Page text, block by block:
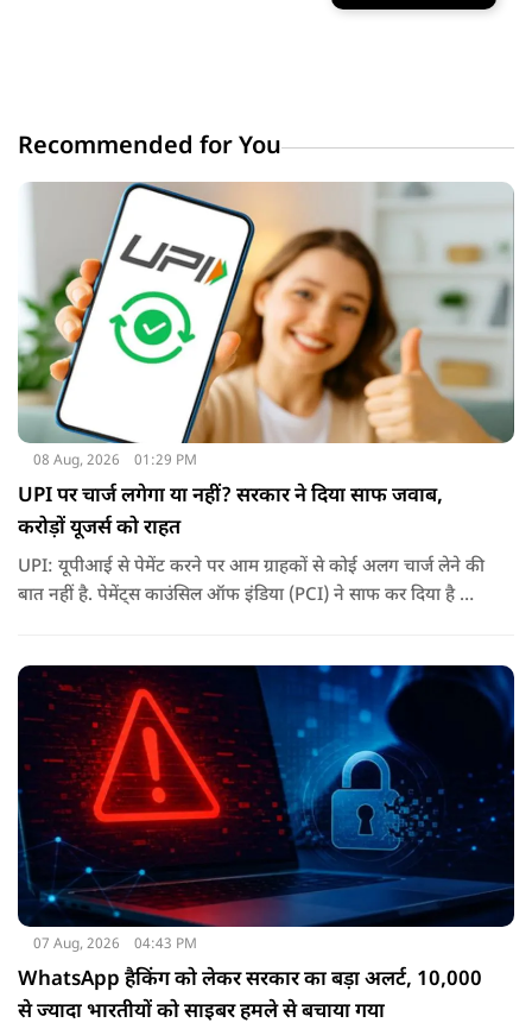
Recommended for You
08 Aug, 2026 01:29 PM
UPI पर चार्ज लगेगा या नहीं? सरकार ने दिया साफ जवाब,
करोड़ों यूजर्स को राहत
UPI: यूपीआई से पेमेंट करने पर आम ग्राहकों से कोई अलग चार्ज लेने की
बात नहीं है. पेमेंट्स काउंसिल ऑफ इंडिया (PCI) ने साफ कर दिया है कि
07 Aug, 2026 04:43 PM
WhatsApp हैकिंग को लेकर सरकार का बड़ा अलर्ट, 10,000
से ज्यादा भारतीयों को साइबर हमले से बचाया गया